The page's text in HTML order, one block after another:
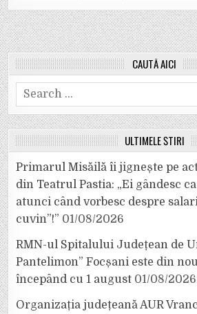
CAUTĂ AICI
Search
for:
ULTIMELE ȘTIRI
Primarul Misăilă îi jignește pe
din Teatrul Pastia: „Ei gândesc
atunci când vorbesc despre
cuvin”!” 01/08/2026
RMN-ul Spitalului Județean de
Pantelimon” Focșani este din
începând cu 1 august 01/08/2026
Organizația județeană AUR